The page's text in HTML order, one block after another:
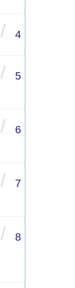
/ 4
/ 5
/ 6
/ 7
/ 8